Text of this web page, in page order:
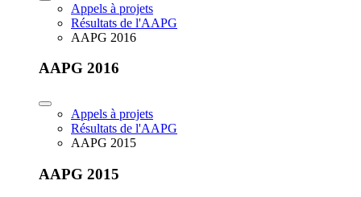
Appels à projets
Résultats de l'AAPG
AAPG 2016
AAPG 2016
Appels à projets
Résultats de l'AAPG
AAPG 2015
AAPG 2015